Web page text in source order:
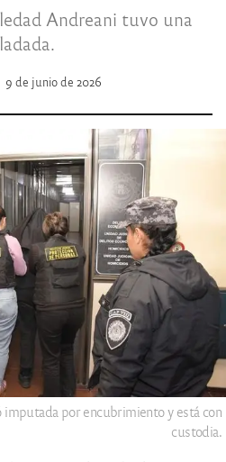
Andreani tuvo una
9 de junio de 2026
imputada por encubrimiento y está con
custodia.